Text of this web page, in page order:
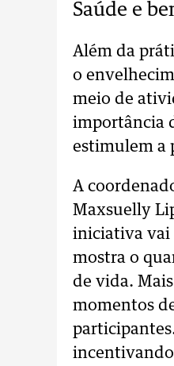
Saúde e
Além da
o
meio de
importância
estimulem a
A
Maxsuelly
iniciativa vai
mostra o
de vida.
momentos
incentivando